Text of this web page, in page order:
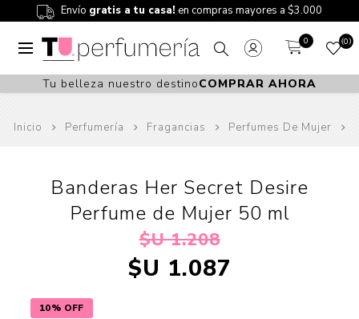
Envío gratis a tu casa! en compras mayores a $3.000
0 0
Tu belleza nuestro destinoCOMPRAR AHORA
Inicio Perfumería Fragancias Perfumes De Mujer
10% OFF
Banderas Her Secret Desire
Perfume de Mujer 50 ml
$U 1.208
$U 1.087